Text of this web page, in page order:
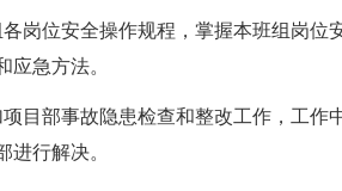
岗位安全操作规程，掌握本班组岗位
应急方法。
目部事故隐患检查和整改工作，工作
进行解决。